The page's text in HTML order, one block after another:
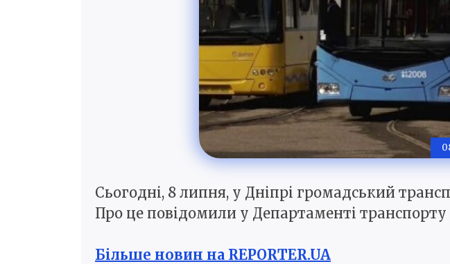
Сьогодні, 8 липня, у Дніпрі громадський
Про це повідомили у Департаменті
Більше новин на REPORTER.UA